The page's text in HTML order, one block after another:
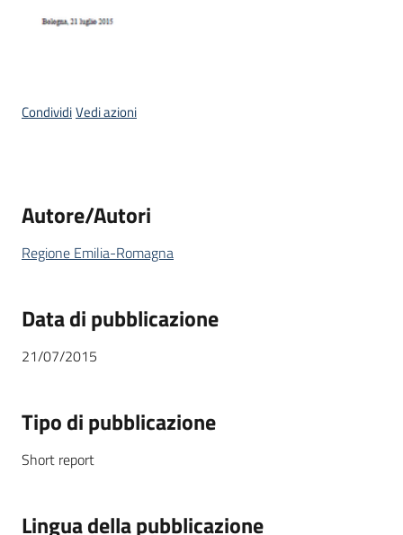
CondividiVedi azioni
Autore/Autori
Regione Emilia-Romagna
Data di pubblicazione
21/07/2015
Tipo di pubblicazione
Short report
Lingua della pubblicazione